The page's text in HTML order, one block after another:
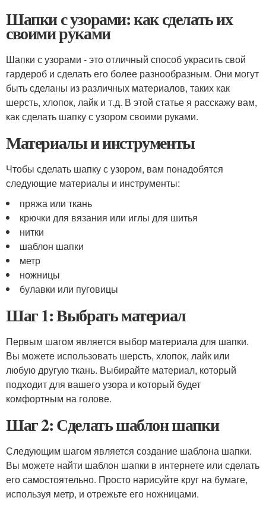
Шапки с узорами: как сделать их
своими руками
Шапки с узорами - это отличный способ украсить свой
гардероб и сделать его более разнообразным. Они могут
быть сделаны из различных материалов, таких как
шерсть, хлопок, лайк и т.д. В этой статье я расскажу вам,
как сделать шапку с узором своими руками.
Материалы и инструменты
Чтобы сделать шапку с узором, вам понадобятся
следующие материалы и инструменты:
пряжа или ткань
крючки для вязания или иглы для шитья
нитки
шаблон шапки
метр
ножницы
булавки или пуговицы
Шаг 1: Выбрать материал
Первым шагом является выбор материала для шапки.
Вы можете использовать шерсть, хлопок, лайк или
любую другую ткань. Выбирайте материал, который
подходит для вашего узора и который будет
комфортным на голове.
Шаг 2: Сделать шаблон шапки
Следующим шагом является создание шаблона шапки.
Вы можете найти шаблон шапки в интернете или сделать
его самостоятельно. Просто нарисуйте круг на бумаге,
используя метр, и отрежьте его ножницами.